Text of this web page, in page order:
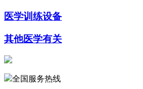
医学训练设备
其他医学有关
全国服务热线